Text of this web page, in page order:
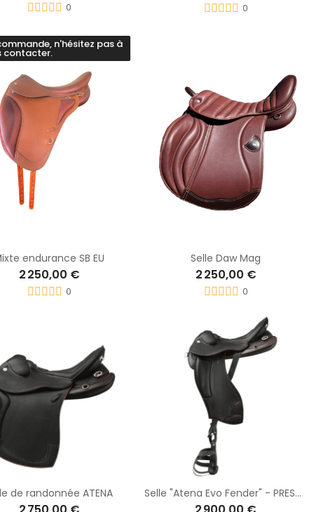
0 0
n'hésitez pas à
contacter.
endurance SB EU
2 250,00 €
0
Selle Daw Mag
2 250,00 €
0
de randonnée ATENA Selle "Atena Evo Fender" - PRESTIGE